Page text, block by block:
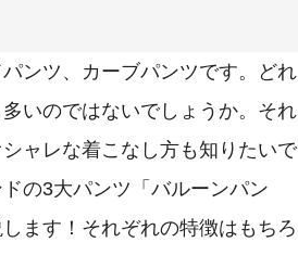
ンツ、カーブパンツです。どれ
いのではないでしょうか。それ
ャレな着こなし方も知りたいで
の3大パンツ「バルーンパン
ます！それぞれの特徴はもちろ